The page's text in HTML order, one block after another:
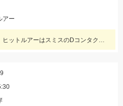
アー
スタッフ村松の釣果です。ヒットルアーはスミスのDコンタクト63の鮎カラー。